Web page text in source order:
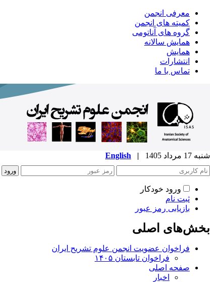
معرفی انجمن
کمیته های انجمن
گروه های آناتومی
همایش سالانه
همایش
انتشارات
تماس با ما
شنبه 17 مرداد 1405 |
English
ورود خودکار
ثبت نام
بازیابی رمز عبور
بخش‌های اصلی
فراخوان عضویت انجمن علوم تشریح ایران
فراخوان تابستان ۱۴۰۵
صفحه اصلی
اخبار